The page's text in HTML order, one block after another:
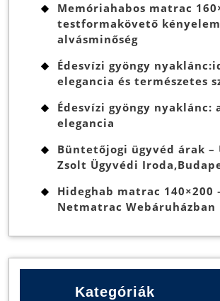
Memóriahabos matrac
testformakövető
alvásminőség
Édesvízi gyöngy
elegancia és természetes
Édesvízi gyöngy nyaklánc:
elegancia
Büntetőjogi ügyvéd árak –
Zsolt Ügyvédi
Hideghab matrac 140×200
Netmatrac Webáruházban
Kategóriák